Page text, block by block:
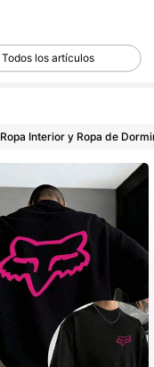
Todos los artículos
Ropa Interior y Ropa de